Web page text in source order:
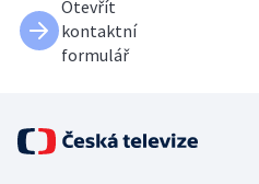
Otevřít
kontaktní
formulář